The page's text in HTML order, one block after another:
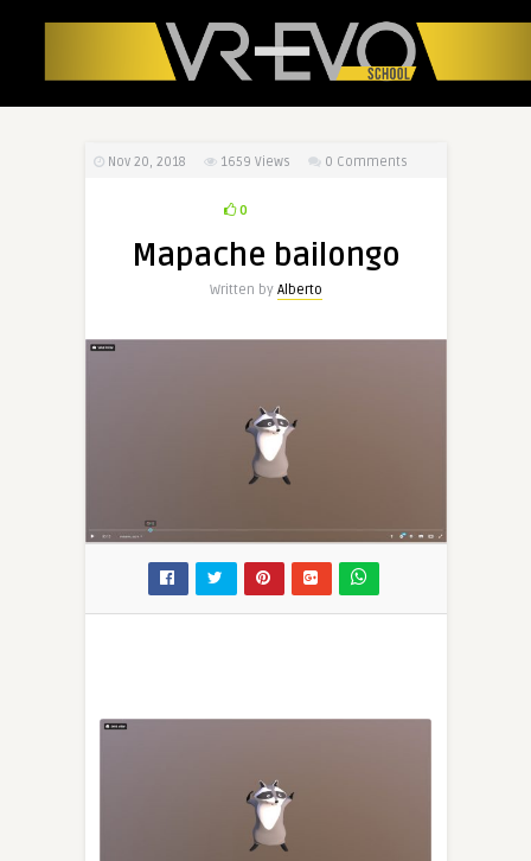
Nov 20, 2018 1659 Views 0 Comments
0
Mapache bailongo
Written by Alberto